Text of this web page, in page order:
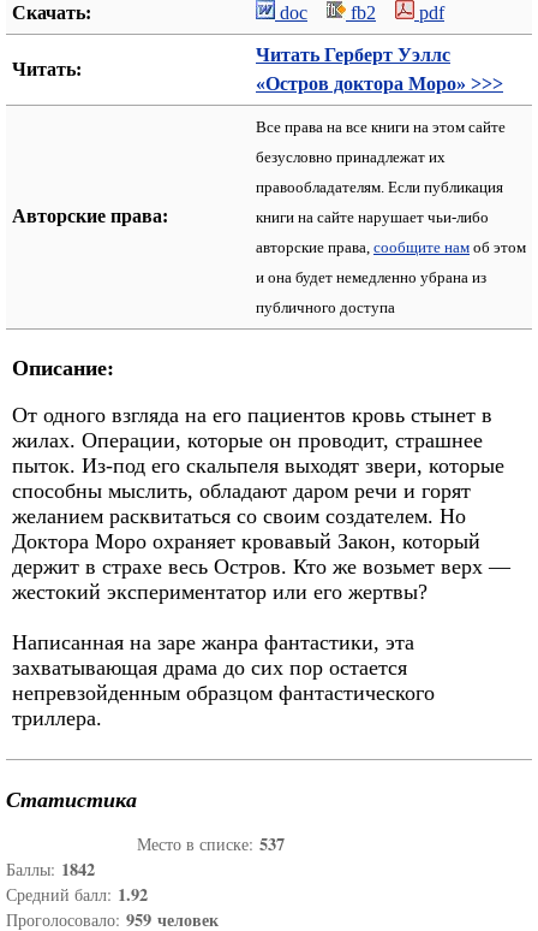
Скачать: doc fb2 pdf
Читать:
Читать Герберт Уэллс
«Остров доктора Моро» >>>
Авторские права:
Все права на все книги на этом сайте
безусловно принадлежат их
правообладателям. Если публикация
книги на сайте нарушает чьи-либо
авторские права, сообщите нам об этом
и она будет немедленно убрана из
публичного доступа
Описание:
От одного взгляда на его пациентов кровь стынет в
жилах. Операции, которые он проводит, страшнее
пыток. Из-под его скальпеля выходят звери, которые
способны мыслить, обладают даром речи и горят
желанием расквитаться со своим создателем. Но
Доктора Моро охраняет кровавый Закон, который
держит в страхе весь Остров. Кто же возьмет верх —
жестокий экспериментатор или его жертвы?
Написанная на заре жанра фантастики, эта
захватывающая драма до сих пор остается
непревзойденным образцом фантастического
триллера.
Статистика
Место в списке: 537
Баллы: 1842
Средний балл: 1.92
Проголосовало: 959 человек